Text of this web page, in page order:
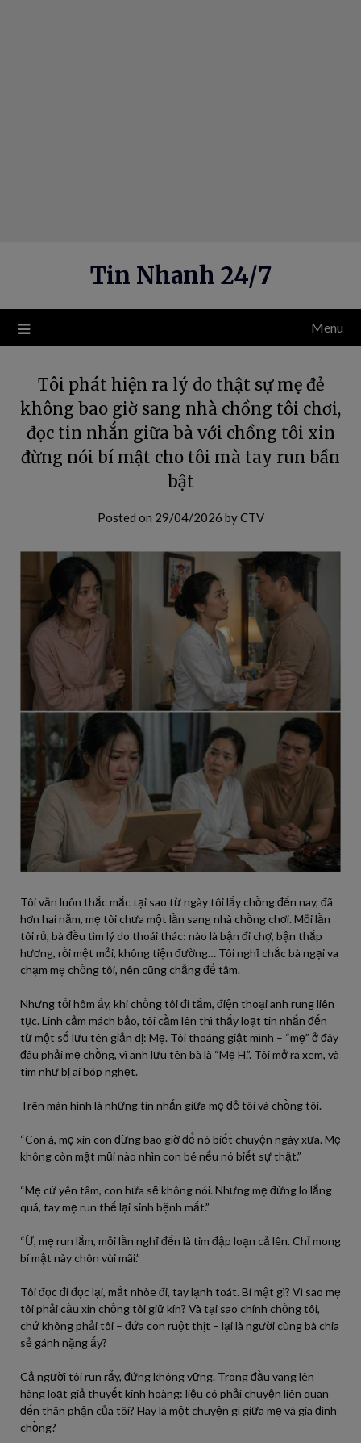
Tin Nhanh 24/7
Menu
Tôi phát hiện ra lý do thật sự mẹ đẻ
không bao giờ sang nhà chồng tôi chơi,
đọc tin nhắn giữa bà với chồng tôi xin
đừng nói bí mật cho tôi mà tay run bần
bật
Posted on 29/04/2026 byCTV
Tôi vẫn luôn thắc mắc tại sao từ ngày tôi lấy chồng đến nay, đã
hơn hai năm, mẹ tôi chưa một lần sang nhà chồng chơi. Mỗi lần
tôi rủ, bà đều tìm lý do thoái thác: nào là bận đi chợ, bận thắp
hương, rồi mệt mỏi, không tiện đường… Tôi nghĩ chắc bà ngại va
chạm mẹ chồng tôi, nên cũng chẳng để tâm.
Nhưng tối hôm ấy, khi chồng tôi đi tắm, điện thoại anh rung liên
tục. Linh cảm mách bảo, tôi cầm lên thì thấy loạt tin nhắn đến
từ một số lưu tên giản dị: Mẹ. Tôi thoáng giật mình – “mẹ” ở đây
đâu phải mẹ chồng, vì anh lưu tên bà là “Mẹ H.”. Tôi mở ra xem, và
tim như bị ai bóp nghẹt.
Trên màn hình là những tin nhắn giữa mẹ đẻ tôi và chồng tôi.
“Con à, mẹ xin con đừng bao giờ để nó biết chuyện ngày xưa. Mẹ
không còn mặt mũi nào nhìn con bé nếu nó biết sự thật.”
“Mẹ cứ yên tâm, con hứa sẽ không nói. Nhưng mẹ đừng lo lắng
quá, tay mẹ run thế lại sinh bệnh mất.”
“Ừ, mẹ run lắm, mỗi lần nghĩ đến là tim đập loạn cả lên. Chỉ mong
bí mật này chôn vùi mãi.”
Tôi đọc đi đọc lại, mắt nhòe đi, tay lạnh toát. Bí mật gì? Vì sao mẹ
tôi phải cầu xin chồng tôi giữ kín? Và tại sao chính chồng tôi,
chứ không phải tôi – đứa con ruột thịt – lại là người cùng bà chia
sẻ gánh nặng ấy?
Cả người tôi run rẩy, đứng không vững. Trong đầu vang lên
hàng loạt giả thuyết kinh hoàng: liệu có phải chuyện liên quan
đến thân phận của tôi? Hay là một chuyện gì giữa mẹ và gia đình
chồng?